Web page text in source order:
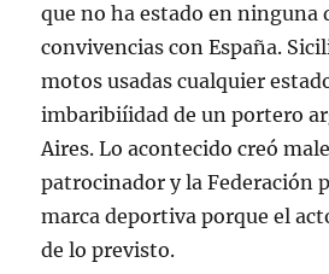
que no ha estado en ninguna
convivencias con España.
motos usadas cualquier
imbaribiíidad de un portero
Aires. Lo acontecido creó
patrocinador y la Federación
marca deportiva porque el
de lo previsto.